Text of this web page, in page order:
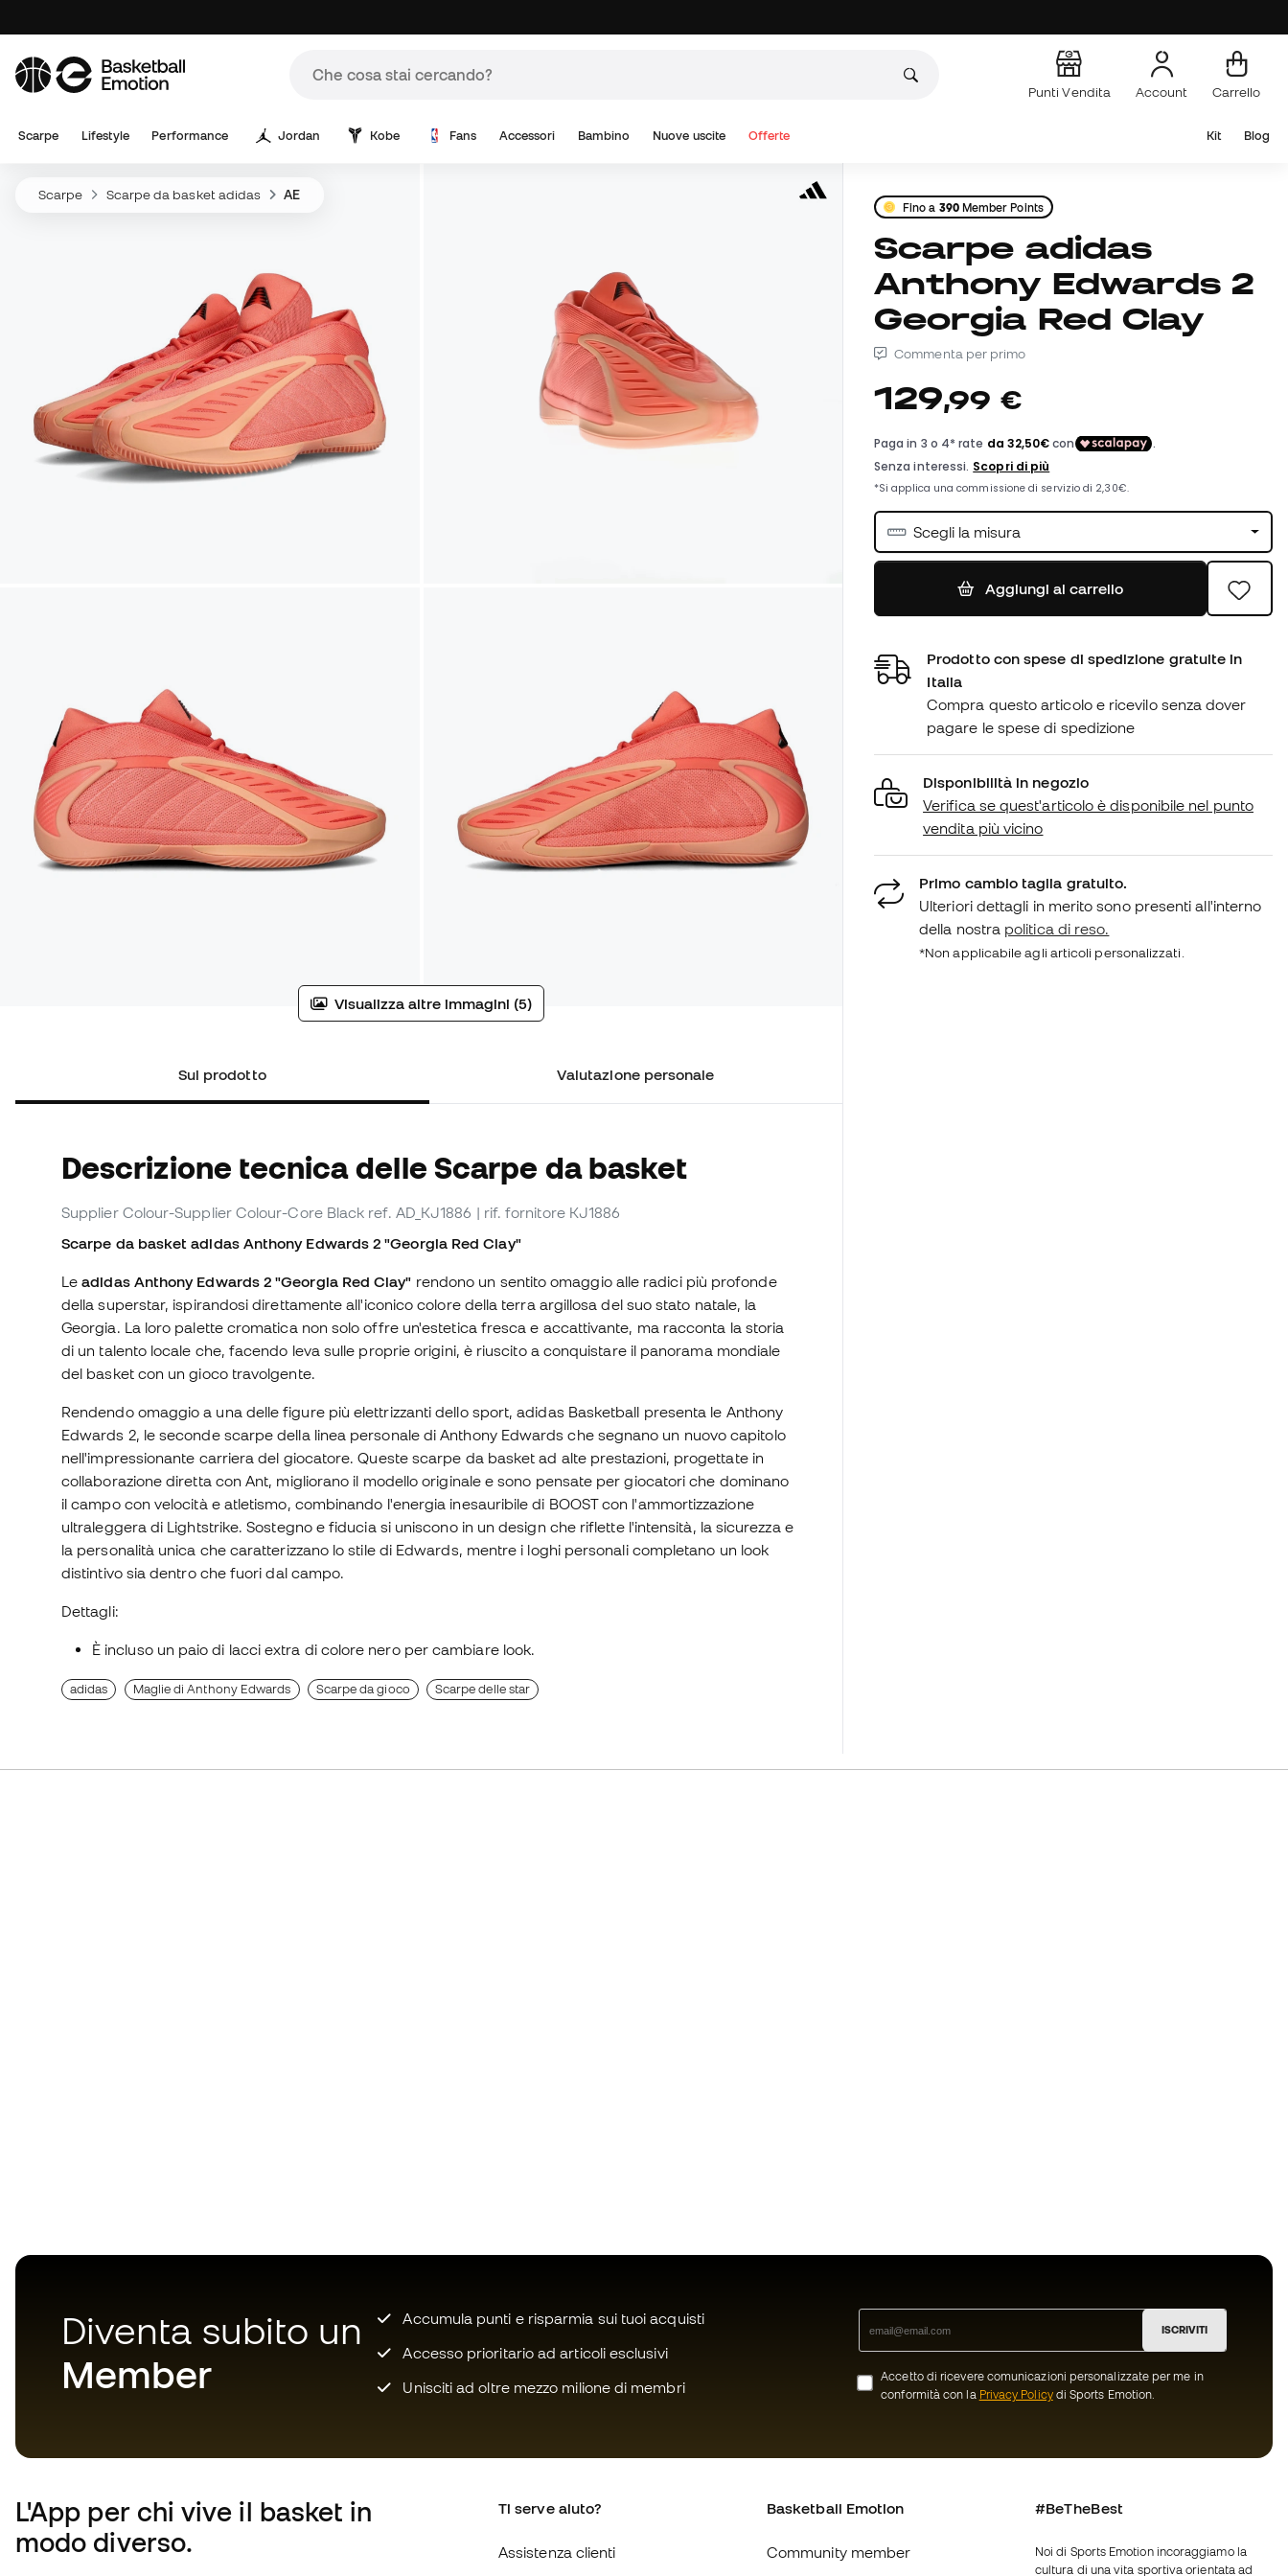
Punti Vendita Account Carrello
Scarpe Lifestyle Performance Jordan Kobe Fans Accessori Bambino Nuove uscite Offerte Kit Blog
Scarpe Scarpe da basket adidas AE
Visualizza altre immagini (5)
Sul prodotto Valutazione personale
Descrizione tecnica delle Scarpe da basket
Supplier Colour-Supplier Colour-Core Black ref. AD_KJ1886 | rif. fornitore KJ1886
Scarpe da basket adidas Anthony Edwards 2 "Georgia Red Clay"
Leadidas Anthony Edwards 2 "Georgia Red Clay" rendono un sentito omaggio alle radici più profonde
della superstar, ispirandosi direttamente all'iconico colore della terra argillosa del suo stato natale, la
Georgia. La loro palette cromatica non solo offre un'estetica fresca e accattivante, ma racconta la storia
di un talento locale che, facendo leva sulle proprie origini, è riuscito a conquistare il panorama mondiale
del basket con un gioco travolgente.
Rendendo omaggio a una delle figure più elettrizzanti dello sport, adidas Basketball presenta le Anthony
Edwards 2, le seconde scarpe della linea personale di Anthony Edwards che segnano un nuovo capitolo
nell'impressionante carriera del giocatore. Queste scarpe da basket ad alte prestazioni, progettate in
collaborazione diretta con Ant, migliorano il modello originale e sono pensate per giocatori che dominano
il campo con velocità e atletismo, combinando l'energia inesauribile di BOOST con l'ammortizzazione
ultraleggera di Lightstrike. Sostegno e fiducia si uniscono in un design che riflette l'intensità, la sicurezza e
la personalità unica che caratterizzano lo stile di Edwards, mentre i loghi personali completano un look
distintivo sia dentro che fuori dal campo.
Dettagli:
È incluso un paio di lacci extra di colore nero per cambiare look.
adidas Maglie di Anthony Edwards Scarpe da gioco Scarpe delle star
Fino a 390Member Points
Scarpe adidas
Anthony Edwards 2
Georgia Red Clay
Commenta per primo
129,99 €
Scegli la misura
Aggiungi al carrello
Prodotto con spese di spedizione gratuite in
Italia
Compra questo articolo e ricevilo senza dover
pagare le spese di spedizione
Disponibilità in negozio
Verifica se quest'articolo è disponibile nel punto
vendita più vicino
Primo cambio taglia gratuito.
Ulteriori dettagli in merito sono presenti all'interno
della nostra politica di reso.
*Non applicabile agli articoli personalizzati.
Diventa subito un
Member
Accumula punti e risparmia sui tuoi acquisti
Accesso prioritario ad articoli esclusivi
Unisciti ad oltre mezzo milione di membri
ISCRIVITI
Accetto di ricevere comunicazioni personalizzate per me in
conformità con la Privacy Policydi Sports Emotion.
L'App per chi vive il basket in
modo diverso.
Ti serve aiuto?
Assistenza clienti
Basketball Emotion
Community member
#BeTheBest
Noi di Sports Emotion incoraggiamo la
cultura di una vita sportiva orientata ad